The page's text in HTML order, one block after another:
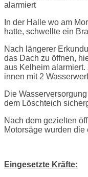
alarmiert
In der Halle wo am
hatte, schwellte ein
Nach längerer
das Dach zu öffnen,
aus Kelheim
innen mit 2
Die
dem Löschteich
Nach dem gezielten
Motorsäge wurden
Eingesetzte Kräfte: